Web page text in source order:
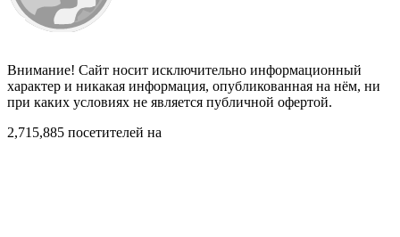
Внимание! Сайт носит исключительно информационный
характер и никакая информация, опубликованная на нём, ни
при каких условиях не является публичной офертой.
2,715,885 посетителей на